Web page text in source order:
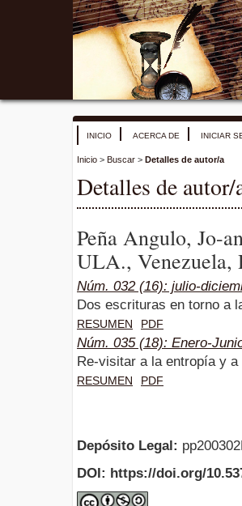
INICIO ACERCA DE INICIAR
Inicio > Buscar > Detalles de autor/a
Detalles de autor/
Peña Angulo, Jo-
ULA., Venezuela,
Núm. 032 (16): julio-
Dos escrituras en torno a
RESUMEN PDF
Núm. 035 (18): Enero-
Re-visitar a la entropía y
RESUMEN PDF
Depósito Legal:
DOI: https://doi.org/